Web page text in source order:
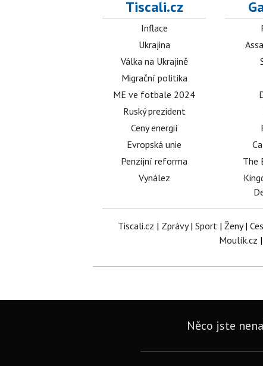
Tiscali.cz
Inflace
Ukrajina
Válka na Ukrajině
Migrační politika
ME ve fotbale 2024
Ruský prezident
Ceny energií
Evropská unie
Penzijní reforma
Vynález
The
Tiscali.cz | Zprávy| Sport| Ženy|
Moulík.cz |
Něco jste